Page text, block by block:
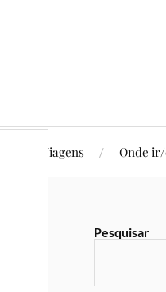
Viagens Onde
Pesquisar